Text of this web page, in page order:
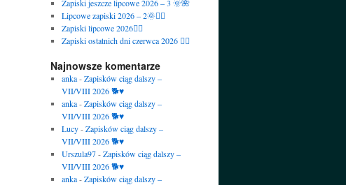
Zapiski jeszcze lipcowe 2026 – 3 🌞🌺
Lipcowe zapiski 2026 – 2🌞🙋‍♀️
Zapiski lipcowe 2026🙋‍♀️
Zapiski ostatnich dni czerwca 2026 🙋‍♀️
Najnowsze komentarze
anka-Zapisków ciąg dalszy –
VII/VIII 2026 🐕♥️
anka-Zapisków ciąg dalszy –
VII/VIII 2026 🐕♥️
Lucy-Zapisków ciąg dalszy –
VII/VIII 2026 🐕♥️
Urszula97-Zapisków ciąg dalszy –
VII/VIII 2026 🐕♥️
anka-Zapisków ciąg dalszy –